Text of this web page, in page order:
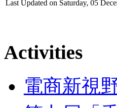
Last Updated on Saturday, 05
Activities
電商新視